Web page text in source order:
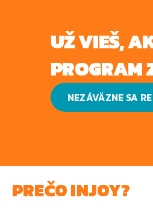
UŽ VIEŠ,
PROGRAM
NEZÁVÄZNE SA
PREČO INJOY?